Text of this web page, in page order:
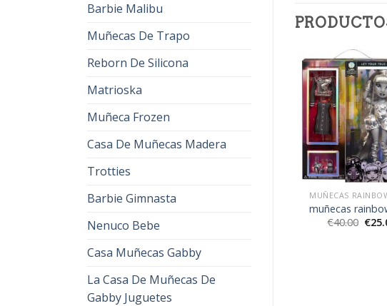
Barbie Malibu
Muñecas De Trapo
Reborn De Silicona
Matrioska
Muñeca Frozen
Casa De Muñecas Madera
Trotties
Barbie Gimnasta
Nenuco Bebe
Casa Muñecas Gabby
La Casa De Muñecas De
Gabby Juguetes
MUÑECAS
muñecas
€40.00 €
MUÑECAS RAINBOW HIGH
22.00
MUÑECAS RAINBOW HIGH